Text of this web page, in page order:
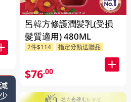
呂韓方修護潤髪乳(受損
髮質適用) 480ML
2件$114 指定分類送贈品
$76.00